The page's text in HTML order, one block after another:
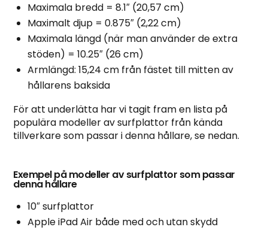
Maximala bredd = 8.1″ (20,57 cm)
Maximalt djup = 0.875″ (2,22 cm)
Maximala längd (när man använder de extra
stöden) = 10.25″ (26 cm)
Armlängd: 15,24 cm från fästet till mitten av
hållarens baksida
För att underlätta har vi tagit fram en lista på
populära modeller av surfplattor från kända
tillverkare som passar i denna hållare, se nedan.
Exempel på modeller av surfplattor som passar
denna hållare
10″ surfplattor
Apple iPad Air både med och utan skydd